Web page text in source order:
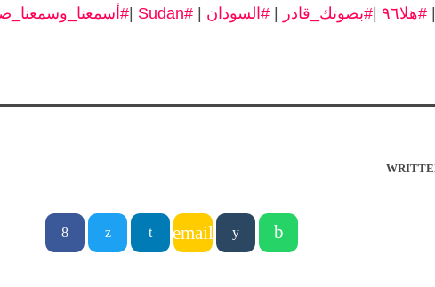
| #هلا٩٦ |#بصوتك_قادر | #السودان |
#Sudan
|
email